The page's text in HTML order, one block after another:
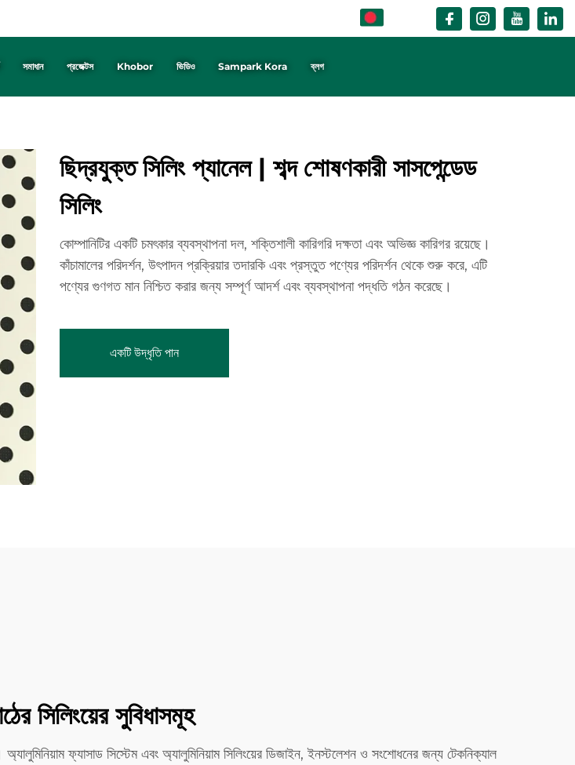
সমাধান প্রজেক্টস Khobor ভিডিও Sampark Kora ব্লগ
ছিদ্রযুক্ত সিলিং প্যানেল | শব্দ শোষণকারী সাসপেন্ডেড
সিলিং
কোম্পানিটির একটি চমৎকার ব্যবস্থাপনা দল, শক্তিশালী কারিগরি দক্ষতা এবং অভিজ্ঞ কারিগর রয়েছে।
কাঁচামালের পরিদর্শন, উৎপাদন প্রক্রিয়ার তদারকি এবং প্রস্তুত পণ্যের পরিদর্শন থেকে শুরু করে, এটি
পণ্যের গুণগত মান নিশ্চিত করার জন্য সম্পূর্ণ আদর্শ এবং ব্যবস্থাপনা পদ্ধতি গঠন করেছে।
একটি উদ্ধৃতি পান
সিলিংয়ের সুবিধাসমূহ
অ্যালুমিনিয়াম ফ্যাসাড সিস্টেম এবং অ্যালুমিনিয়াম সিলিংয়ের ডিজাইন, ইনস্টলেশন ও সংশোধনের জন্য টেকনিক্যাল